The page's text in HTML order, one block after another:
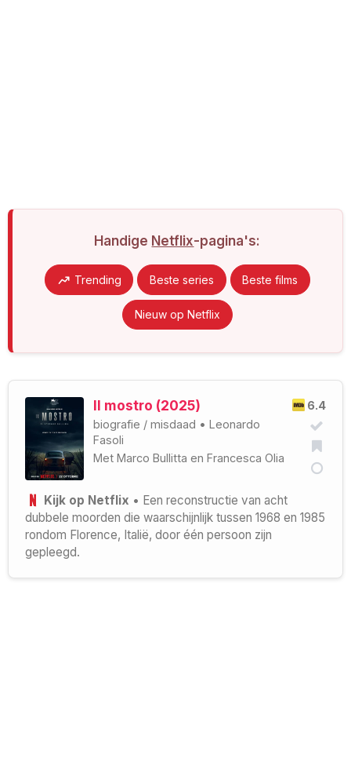
Handige Netflix-pagina's:
Trending Beste series Beste films
Nieuw op Netflix
6.4
Il mostro (2025)
biografie / misdaad • Leonardo
Fasoli
Met Marco Bullitta en Francesca Olia
Kijk op Netflix • Een reconstructie van acht
dubbele moorden die waarschijnlijk tussen 1968 en 1985
rondom Florence, Italië, door één persoon zijn
gepleegd.